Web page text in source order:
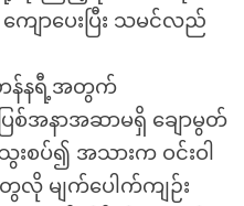
ျောပေးပြီး သမင်လည်
န်နရီ့အတွက်
စ်အနာအဆာမရှိ ချောမွတ်
စပ်၍ အသားက ဝင်းဝါ
မျက်ပေါက်ကျဉ်း